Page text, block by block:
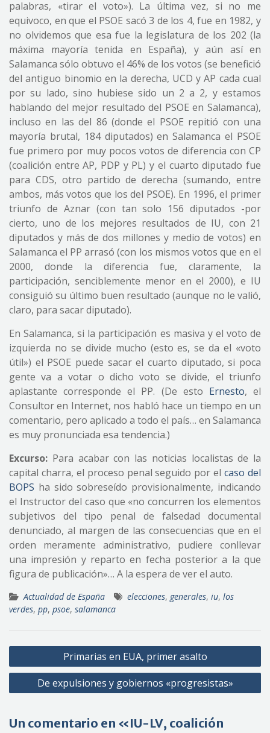
palabras, «tirar el voto»). La última vez, si no me
equivoco, en que el PSOE sacó 3 de los 4, fue en 1982, y
no olvidemos que esa fue la legislatura de los 202 (la
máxima mayoría tenida en España), y aún así en
Salamanca sólo obtuvo el 46% de los votos (se benefició
del antiguo binomio en la derecha, UCD y AP cada cual
por su lado, sino hubiese sido un 2 a 2, y estamos
hablando del mejor resultado del PSOE en Salamanca),
incluso en las del 86 (donde el PSOE repitió con una
mayoría brutal, 184 diputados) en Salamanca el PSOE
fue primero por muy pocos votos de diferencia con CP
(coalición entre AP, PDP y PL) y el cuarto diputado fue
para CDS, otro partido de derecha (sumando, entre
ambos, más votos que los del PSOE). En 1996, el primer
triunfo de Aznar (con tan solo 156 diputados -por
cierto, uno de los mejores resultados de IU, con 21
diputados y más de dos millones y medio de votos) en
Salamanca el PP arrasó (con los mismos votos que en el
2000, donde la diferencia fue, claramente, la
participación, senciblemente menor en el 2000), e IU
consiguió su último buen resultado (aunque no le valió,
claro, para sacar diputado).
En Salamanca, si la participación es masiva y el voto de
izquierda no se divide mucho (esto es, se da el «voto
útil») el PSOE puede sacar el cuarto diputado, si poca
gente va a votar o dicho voto se divide, el triunfo
aplastante corresponde el PP. (De esto Ernesto, el
Consultor en Internet, nos habló hace un tiempo en un
comentario, pero aplicado a todo el país… en Salamanca
es muy pronunciada esa tendencia.)
Excurso: Para acabar con las noticias localistas de la
capital charra, el proceso penal seguido por elcaso del
BOPS ha sido sobreseído provisionalmente, indicando
el Instructor del caso que «no concurren los elementos
subjetivos del tipo penal de falsedad documental
denunciado, al margen de las consecuencias que en el
orden meramente administrativo, pudiere conllevar
una impresión y reparto en fecha posterior a la que
figura de publicación»… A la espera de ver el auto.
Actualidad de España elecciones, generales, iu, los
verdes, pp, psoe, salamanca
Navegación
de
entradas
Primarias en EUA, primer asalto
De expulsiones y gobiernos «progresistas»
Un comentario en «IU-LV, coalición